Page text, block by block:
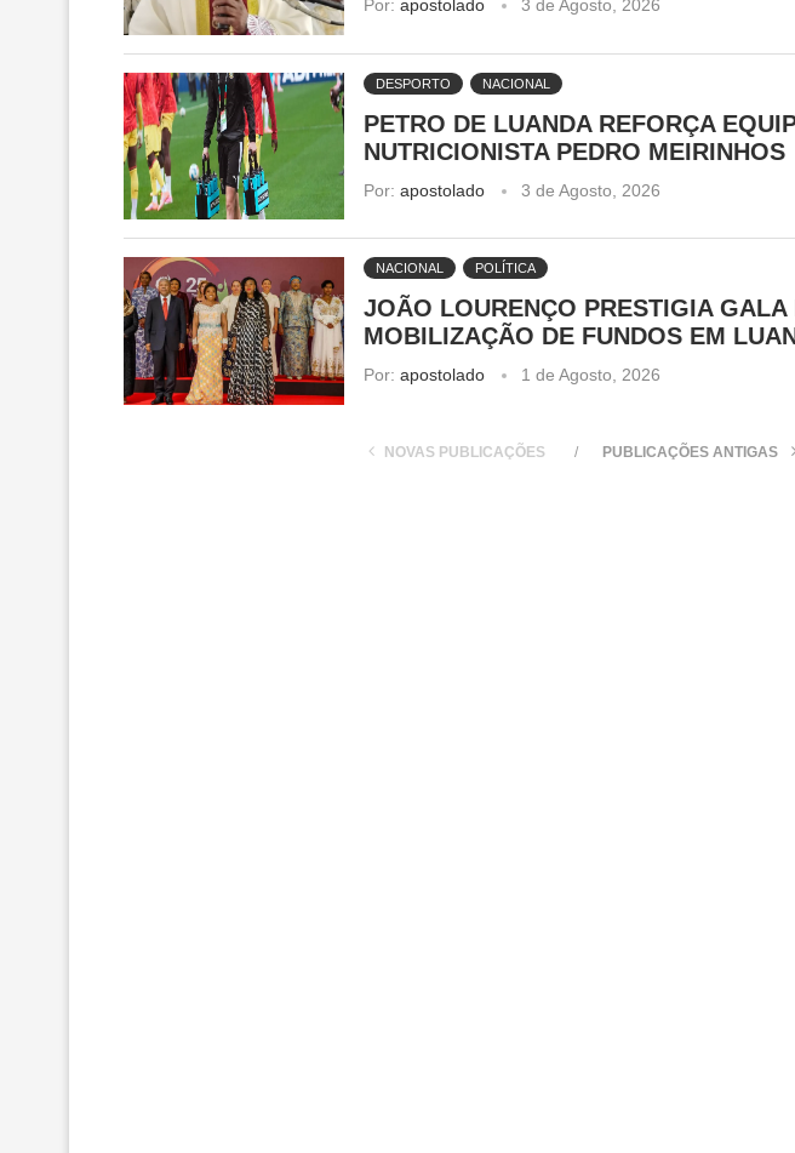
Por:apostolado 3 de Agosto, 2026
DESPORTO NACIONAL
PETRO DE LUANDA REFORÇA
NUTRICIONISTA PEDRO MEIRINHOS
Por:apostolado 3 de Agosto, 2026
NACIONAL POLÍTICA
JOÃO LOURENÇO PRESTIGIA
MOBILIZAÇÃO DE FUNDOS EM
Por:apostolado 1 de Agosto, 2026
NOVAS PUBLICAÇÕES PUBLICAÇÕES ANTIGAS